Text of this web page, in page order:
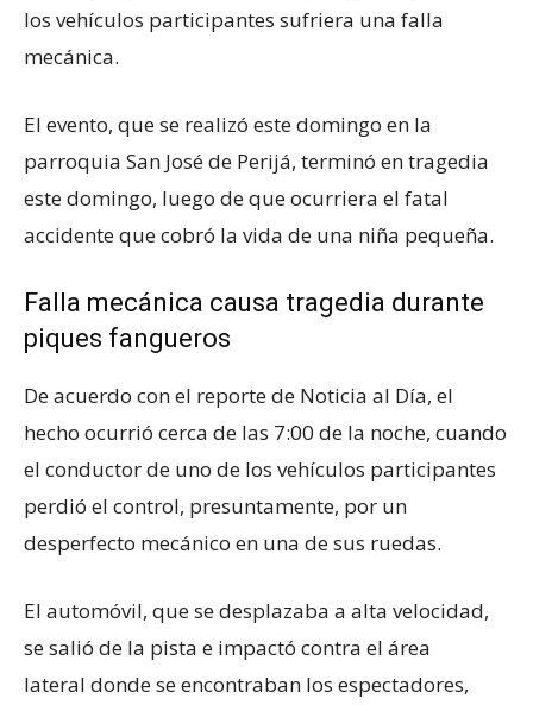
los vehículos participantes sufriera una falla
mecánica.
El evento, que se realizó este domingo en la
parroquia San José de Perijá, terminó en tragedia
este domingo, luego de que ocurriera el fatal
accidente que cobró la vida de una niña pequeña.
Falla mecánica causa tragedia durante
piques fangueros
De acuerdo con el reporte de Noticia al Día, el
hecho ocurrió cerca de las 7:00 de la noche, cuando
el conductor de uno de los vehículos participantes
perdió el control, presuntamente, por un
desperfecto mecánico en una de sus ruedas.
El automóvil, que se desplazaba a alta velocidad,
se salió de la pista e impactó contra el área
lateral donde se encontraban los espectadores,